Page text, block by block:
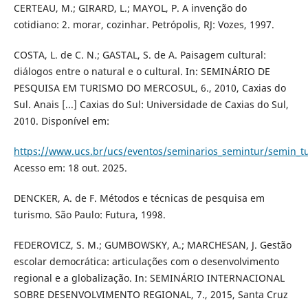
CERTEAU, M.; GIRARD, L.; MAYOL, P. A invenção do
cotidiano: 2. morar, cozinhar. Petrópolis, RJ: Vozes, 1997.
COSTA, L. de C. N.; GASTAL, S. de A. Paisagem cultural:
diálogos entre o natural e o cultural. In: SEMINÁRIO DE
PESQUISA EM TURISMO DO MERCOSUL, 6., 2010, Caxias do
Sul. Anais [...] Caxias do Sul: Universidade de Caxias do Sul,
2010. Disponível em:
https://www.ucs.br/ucs/eventos/seminarios_semintur/
Acesso em: 18 out. 2025.
DENCKER, A. de F. Métodos e técnicas de pesquisa em
turismo. São Paulo: Futura, 1998.
FEDEROVICZ, S. M.; GUMBOWSKY, A.; MARCHESAN, J. Gestão
escolar democrática: articulações com o desenvolvimento
regional e a globalização. In: SEMINÁRIO INTERNACIONAL
SOBRE DESENVOLVIMENTO REGIONAL, 7., 2015, Santa Cruz